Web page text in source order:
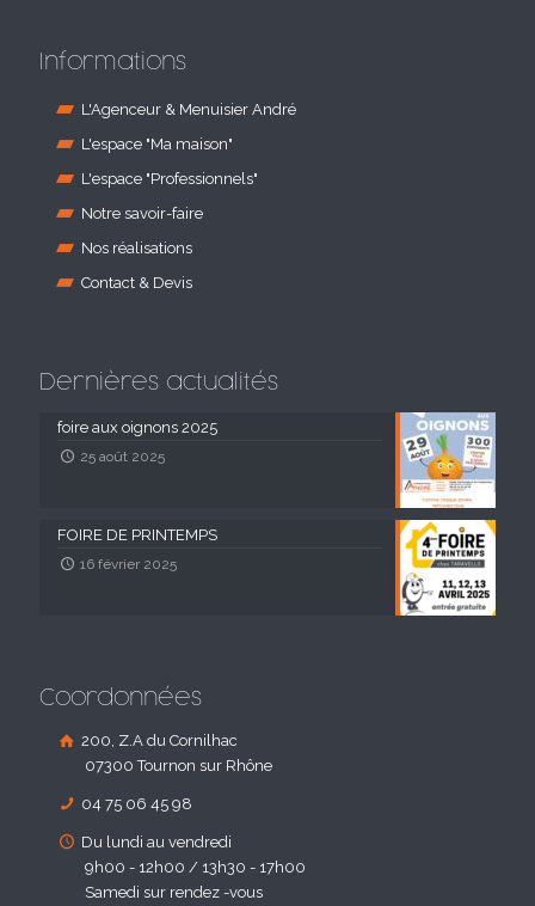
Informations
L'Agenceur & Menuisier André
L'espace "Ma maison"
L'espace "Professionnels"
Notre savoir-faire
Nos réalisations
Contact & Devis
Dernières actualités
foire aux oignons 2025
25 août 2025
FOIRE DE PRINTEMPS
16 février 2025
Coordonnées
200, Z.A du Cornilhac
07300 Tournon sur Rhône
04 75 06 45 98
Du lundi au vendredi
9h00 - 12h00 / 13h30 - 17h00
Samedi sur rendez -vous